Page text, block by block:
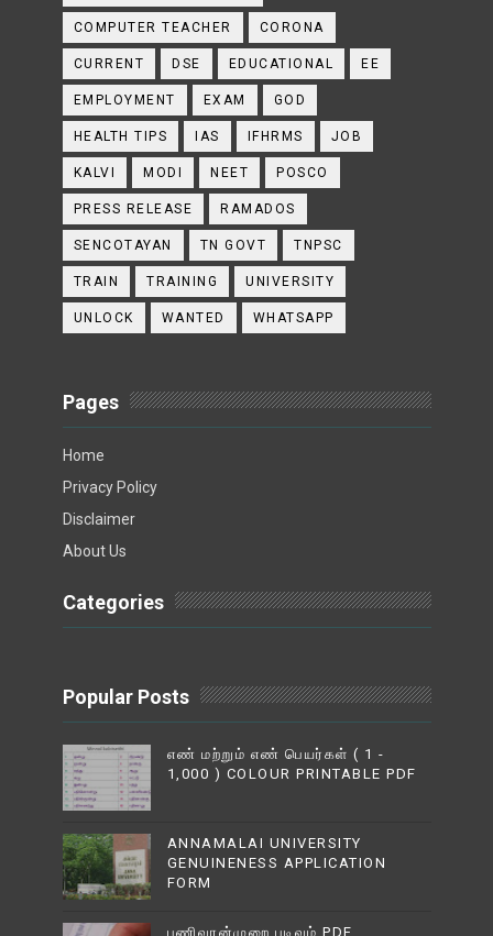
COMPUTER TEACHER CORONA
CURRENT DSE EDUCATIONAL EE
EMPLOYMENT EXAM GOD
HEALTH TIPS IAS IFHRMS JOB
KALVI MODI NEET POSCO
PRESS RELEASE RAMADOS
SENCOTAYAN TN GOVT TNPSC
TRAIN TRAINING UNIVERSITY
UNLOCK WANTED WHATSAPP
Pages
Home
Privacy Policy
Disclaimer
About Us
Categories
Popular Posts
எண் மற்றும் எண் பெயர்கள் ( 1 -
1,000 ) COLOUR PRINTABLE PDF
ANNAMALAI UNIVERSITY
GENUINENESS APPLICATION
FORM
பணிவரன்முறை படிவம் PDF